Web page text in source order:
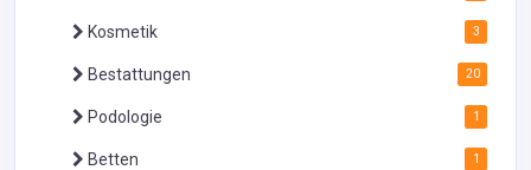
Kosmetik 3
Bestattungen 20
Podologie 1
Betten 1